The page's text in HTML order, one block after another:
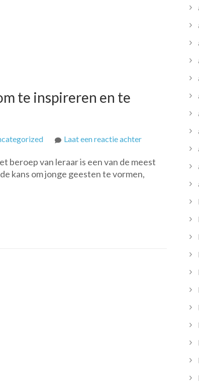
te inspireren en te
Laat een reactie achterop
weg
naar
beroep van leraar is een van de meest
kans om jonge geesten te vormen,